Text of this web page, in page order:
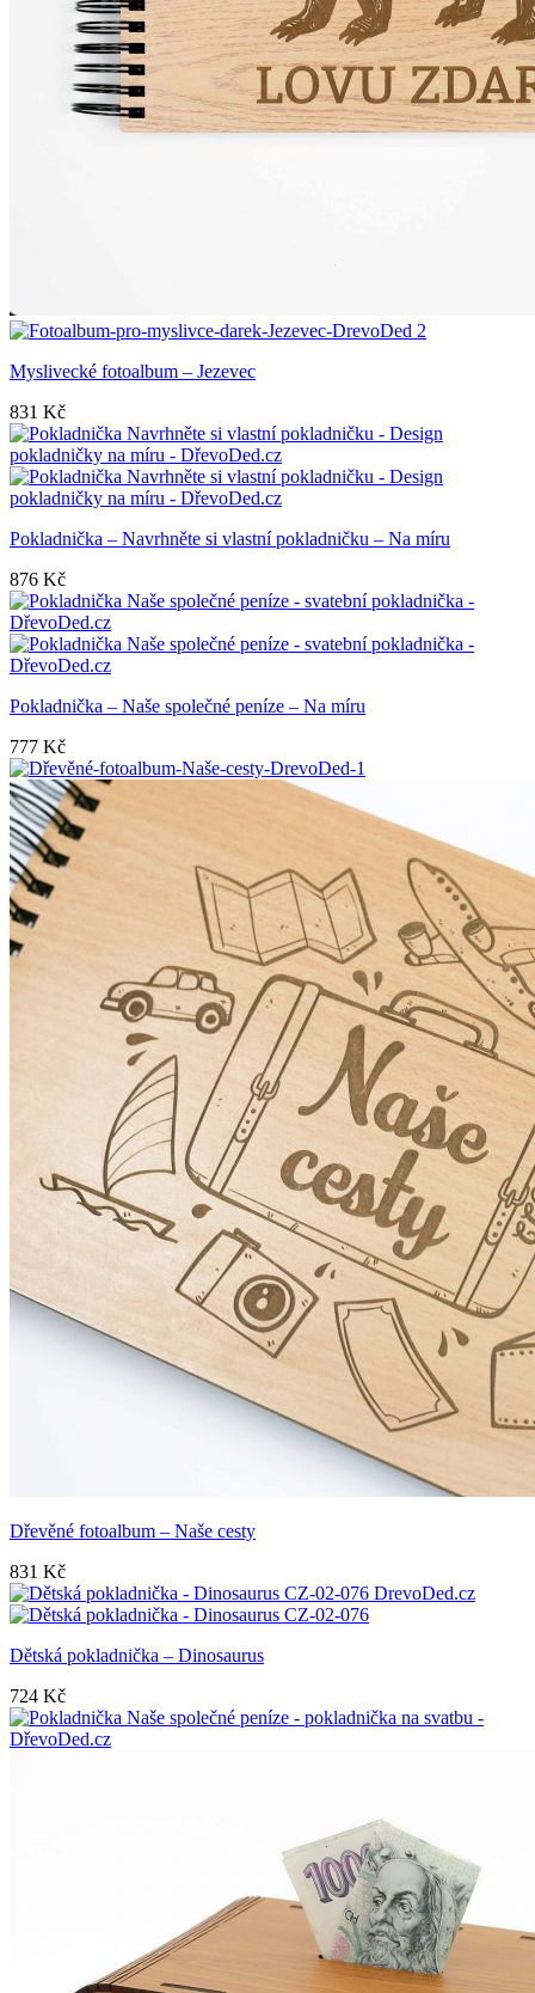
Myslivecké fotoalbum – Jezevec
831 Kč
Pokladnička – Navrhněte si vlastní pokladničku – Na míru
876 Kč
Pokladnička – Naše společné peníze – Na míru
777 Kč
Dřevěné fotoalbum – Naše cesty
831 Kč
Dětská pokladnička – Dinosaurus
724 Kč